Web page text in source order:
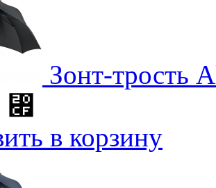
Зонт-трость
⃏
в корзину